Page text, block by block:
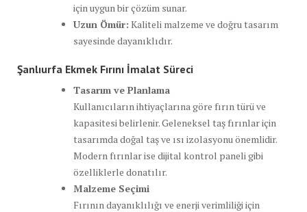
için uygun bir çözüm sunar.
Uzun Ömür: Kaliteli malzeme ve doğru tasarım
sayesinde dayanıklıdır.
Şanlıurfa Ekmek Fırını İmalat Süreci
Tasarım ve Planlama
Kullanıcıların ihtiyaçlarına göre fırın türü ve
kapasitesi belirlenir. Geleneksel taş fırınlar için
tasarımda doğal taş ve ısı izolasyonu önemlidir.
Modern fırınlar ise dijital kontrol paneli gibi
özelliklerle donatılır.
Malzeme Seçimi
Fırının dayanıklılığı ve enerji verimliliği için